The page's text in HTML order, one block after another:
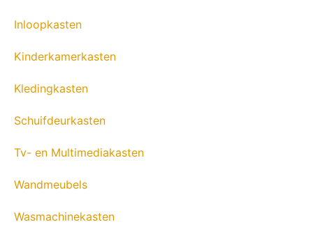
Inloopkasten
Kinderkamerkasten
Kledingkasten
Schuifdeurkasten
Tv- en Multimediakasten
Wandmeubels
Wasmachinekasten